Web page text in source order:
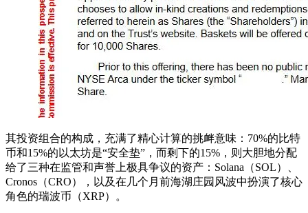
其投资组合的构成，充满了精心计算的挑衅意味：70%的比特
币和15%的以太坊是“安全垫”，而剩下的15%，则大胆地分配
给了三种在监管和声誉上极具争议的资产：Solana（SOL）、
Cronos（CRO），以及在几个月前海湖庄园风波中扮演了核心
角色的瑞波币（XRP）。